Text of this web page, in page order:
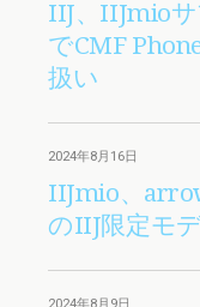
IIJ、IIJmio
でCMF
扱い
2024年8月16日
IIJmio、
のIIJ限定モ